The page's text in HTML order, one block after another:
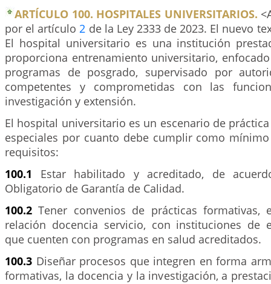
ARTÍCULO 100. HOSPITALES UNIVERSITARIOS.
por el artículo2 de la Ley 2333 de 2023. El nuevo
El hospital universitario es una institución
proporciona entrenamiento universitario,
programas de posgrado, supervisado por
competentes y comprometidas con las
investigación y extensión.
El hospital universitario es un escenario de
especiales por cuanto debe cumplir como
requisitos:
100.1 Estar habilitado y acreditado, de
Obligatorio de Garantía de Calidad.
100.2Tener convenios de prácticas
relación docencia servicio, con instituciones de
que cuenten con programas en salud acreditados.
100.3 Diseñar procesos que integren en forma
formativas, la docencia y la investigación, a